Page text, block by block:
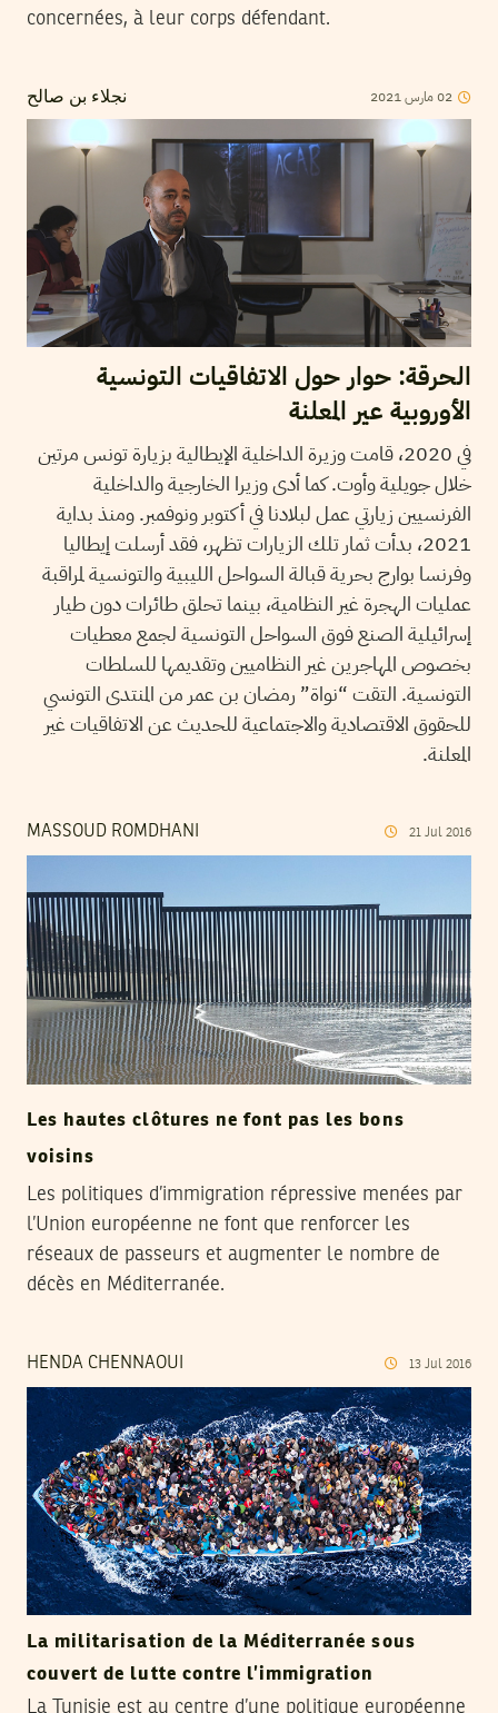
concernées, à leur corps défendant.
نجلاء بن صالح 02مارس2021
الحرقة: حوار حول الاتفاقيات التونسية
الأوروبية عير المعلنة
في 2020، قامت وزيرة الداخلية الإيطالية بزيارة تونس مرتين
خلال جويلية وأوت. كما أدى وزيرا الخارجية والداخلية
الفرنسيين زيارتي عمل لبلادنا في أكتوبر ونوفمبر. ومنذ بداية
2021، بدأت ثمار تلك الزيارات تظهر، فقد أرسلت إيطاليا
وفرنسا بوارج بحرية قبالة السواحل الليبية والتونسية لمراقبة
عمليات الهجرة غير النظامية، بينما تحلق طائرات دون طيار
إسرائيلية الصنع فوق السواحل التونسية لجمع معطيات
بخصوص المهاجرين غير النظاميين وتقديمها للسلطات
التونسية. التقت “نواة” رمضان بن عمر من المنتدى التونسي
للحقوق الاقتصادية والاجتماعية للحديث عن الاتفاقيات غير
المعلنة.
MASSOUD ROMDHANI 21 Jul 2016
Les hautes clôtures ne font pas les bons
voisins
Les politiques d’immigration répressive menées par
l’Union européenne ne font que renforcer les
réseaux de passeurs et augmenter le nombre de
décès en Méditerranée.
HENDA CHENNAOUI 13 Jul 2016
La militarisation de la Méditerranée sous
couvert de lutte contre l’immigration
La Tunisie est au centre d’une politique européenne